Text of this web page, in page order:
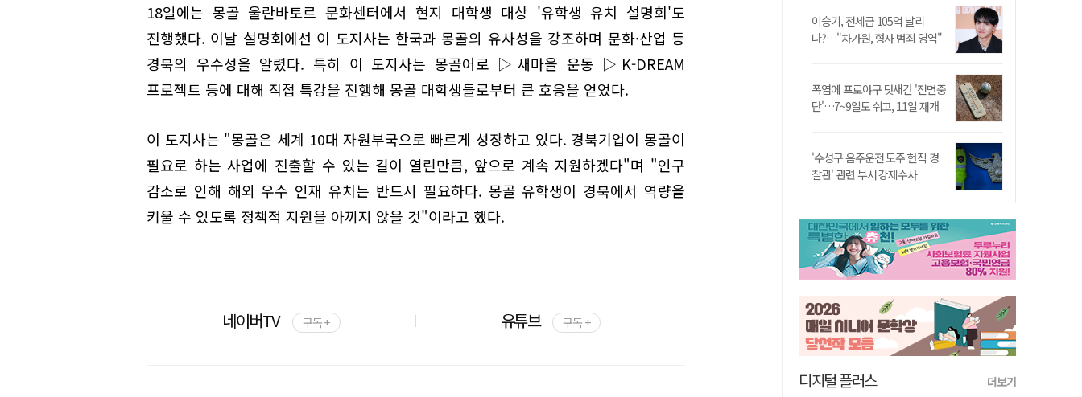
18일에는 몽골 울란바토르 문화센터에서 현지 대학생 대상 '유학생 유치 설명회'도
진행했다. 이날 설명회에선 이 도지사는 한국과 몽골의 유사성을 강조하며 문화·산업 등
경북의 우수성을 알렸다. 특히 이 도지사는 몽골어로 ▷새마을 운동 ▷K-DREAM
프로젝트 등에 대해 직접 특강을 진행해 몽골 대학생들로부터 큰 호응을 얻었다.
이 도지사는 "몽골은 세계 10대 자원부국으로 빠르게 성장하고 있다. 경북기업이 몽골이
필요로 하는 사업에 진출할 수 있는 길이 열린만큼, 앞으로 계속 지원하겠다"며 "인구
감소로 인해 해외 우수 인재 유치는 반드시 필요하다. 몽골 유학생이 경북에서 역량을
키울 수 있도록 정책적 지원을 아끼지 않을 것"이라고 했다.
네이버TV 구독 + 유튜브 구독 +
이승기, 전세금 105억 날리
나?…"차가원, 형사 범죄 영역"
폭염에 프로야구 닷새간 '전면중
단'…7~9일도 쉬고, 11일 재개
'수성구 음주운전 도주 현직 경
찰관' 관련 부서 강제수사
디지털 플러스 더보기